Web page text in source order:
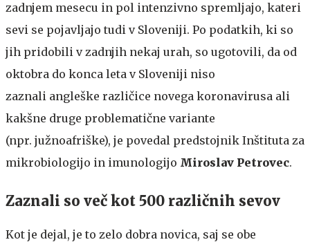
zadnjem mesecu in pol intenzivno spremljajo, kateri
sevi se pojavljajo tudi v Sloveniji. Po podatkih, ki so
jih pridobili v zadnjih nekaj urah, so ugotovili, da od
oktobra do konca leta v Sloveniji niso
zaznali angleške različice novega koronavirusa ali
kakšne druge problematične variante
(npr. južnoafriške), je povedal predstojnik Inštituta za
mikrobiologijo in imunologijo Miroslav Petrovec.
Zaznali so več kot 500 različnih sevov
Kot je dejal, je to zelo dobra novica, saj se obe